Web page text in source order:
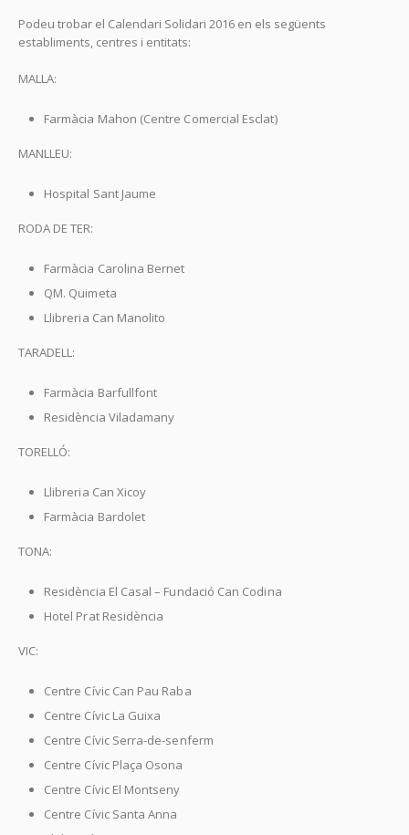
Podeu trobar el Calendari Solidari 2016 en els següents
establiments, centres i entitats:
MALLA:
Farmàcia Mahon (Centre Comercial Esclat)
MANLLEU:
Hospital Sant Jaume
RODA DE TER:
Farmàcia Carolina Bernet
QM. Quimeta
Llibreria Can Manolito
TARADELL:
Farmàcia Barfullfont
Residència Viladamany
TORELLÓ:
Llibreria Can Xicoy
Farmàcia Bardolet
TONA:
Residència El Casal – Fundació Can Codina
Hotel Prat Residència
VIC:
Centre Cívic Can Pau Raba
Centre Cívic La Guixa
Centre Cívic Serra-de-senferm
Centre Cívic Plaça Osona
Centre Cívic El Montseny
Centre Cívic Santa Anna